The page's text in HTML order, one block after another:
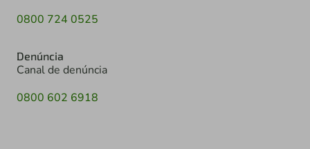
0800 724 0525
Denúncia
Canal de denúncia
0800 602 6918